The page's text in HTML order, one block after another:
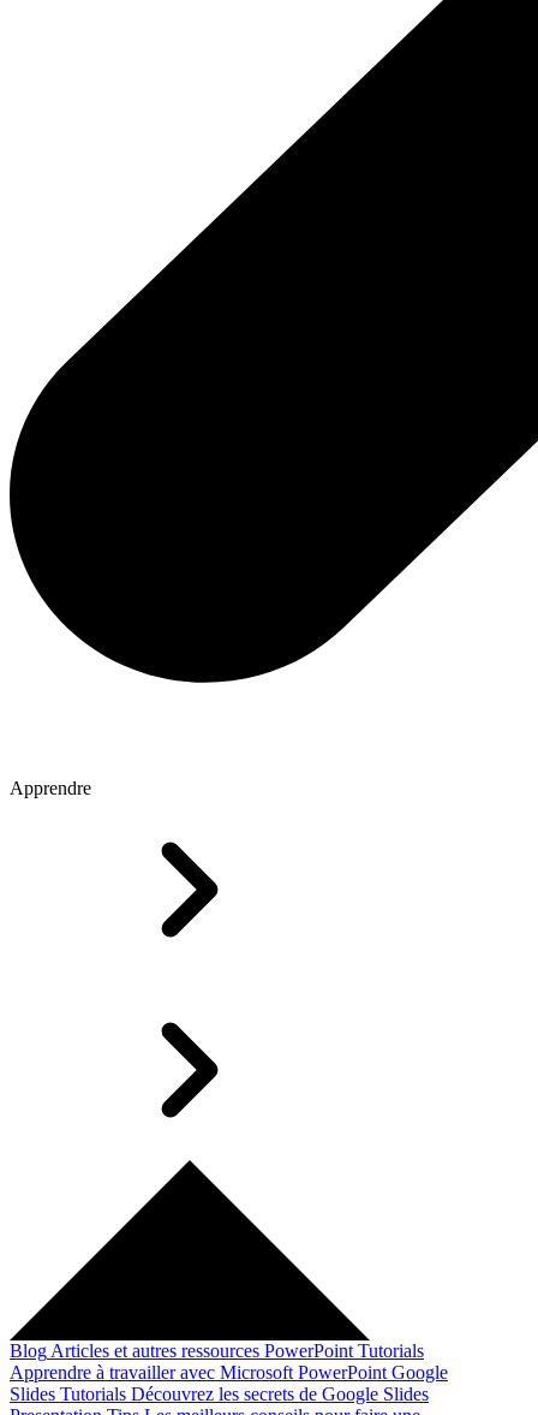
Apprendre
Blog Articles et autres ressources PowerPoint Tutorials
Apprendre à travailler avec Microsoft PowerPoint Google
Slides Tutorials Découvrez les secrets de Google Slides